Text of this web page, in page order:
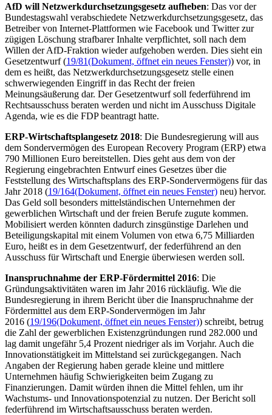
AfD will Netzwerkdurchsetzungsgesetz aufheben: Das vor der
Bundestagswahl verabschiedete Netzwerkdurchsetzungsgesetz, das
Betreiber von Internet-Plattformen wie Facebook und Twitter zur
zügigen Löschung strafbarer Inhalte verpflichtet, soll nach dem
Willen der AfD-Fraktion wieder aufgehoben werden. Dies sieht ein
Gesetzentwurf (19/81(Dokument, öffnet ein neues Fenster)) vor, in
dem es heißt, das Netzwerkdurchsetzungsgesetz stelle einen
schwerwiegenden Eingriff in das Recht der freien
Meinungsäußerung dar. Der Gesetzentwurf soll federführend im
Rechtsausschuss beraten werden und nicht im Ausschuss Digitale
Agenda, wie es die FDP beantragt hatte.
ERP-Wirtschaftsplangesetz 2018: Die Bundesregierung will aus
dem Sondervermögen des European Recovery Program (ERP) etwa
790 Millionen Euro bereitstellen. Dies geht aus dem von der
Regierung eingebrachten Entwurf eines Gesetzes über die
Feststellung des Wirtschaftsplans des ERP-Sondervermögens für das
Jahr 2018 (19/164(Dokument, öffnet ein neues Fenster) neu) hervor.
Das Geld soll besonders mittelständischen Unternehmen der
gewerblichen Wirtschaft und der freien Berufe zugute kommen.
Mobilisiert werden könnten dadurch zinsgünstige Darlehen und
Beteiligungskapital mit einem Volumen von etwa 6,75 Milliarden
Euro, heißt es in dem Gesetzentwurf, der federführend an den
Ausschuss für Wirtschaft und Energie überwiesen werden soll.
Inanspruchnahme der ERP-Fördermittel 2016: Die
Gründungsaktivitäten waren im Jahr 2016 rückläufig. Wie die
Bundesregierung in ihrem Bericht über die Inanspruchnahme der
Fördermittel aus dem ERP-Sondervermögen im Jahr
2016 (19/196(Dokument, öffnet ein neues Fenster)) schreibt, betrug
die Zahl der gewerblichen Existenzgründungen rund 282.000 und
lag damit ungefähr 5,4 Prozent niedriger als im Vorjahr. Auch die
Innovationstätigkeit im Mittelstand sei zurückgegangen. Nach
Angaben der Regierung haben gerade kleine und mittlere
Unternehmen häufig Schwierigkeiten beim Zugang zu
Finanzierungen. Damit würden ihnen die Mittel fehlen, um ihr
Wachstums- und Innovationspotenzial zu nutzen. Der Bericht soll
federführend im Wirtschaftsausschuss beraten werden.